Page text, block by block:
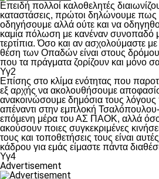
Επειδή πολλοί καλοθελητές
καταστάσεις, πρώτοι δηλώνουμε
οδηγήσουμε αλλά ούτε και να
καμία πόλωση με κανέναν συνοπαδό
τερτίπια. Όσο και αν ασχολούμαστε με
θέση των Οπαδών είναι στους
που τα πράγματα ζορίζουν και μόνο
Υγ2
Επίσης στο κλίμα ενότητας που
εξ αρχής να ακολουθήσουμε
ανακοινώσουμε δημόσια τους λόγους
απέναντι στην εμπλοκή
επόμενη μέρα του ΑΣ ΠΑΟΚ, αλλά
ακούσουν ποιες συγκεκριμένες
τους και τοποθετήσεις τους είναι
κάδρου για εμάς είμαστε πάντα
Υγ4
Advertisement